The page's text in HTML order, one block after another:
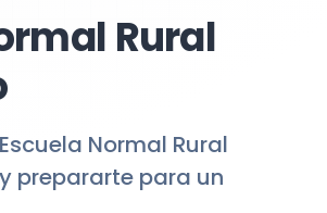
Rural
Normal Rural
prepararte para un